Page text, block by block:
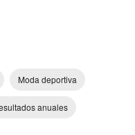
Moda deportiva
anuales